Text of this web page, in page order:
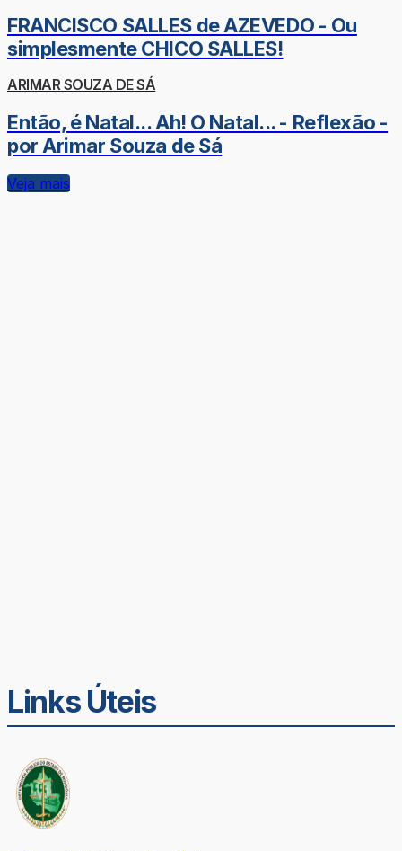
FRANCISCO SALLES de AZEVEDO - Ou
simplesmente CHICO SALLES!
ARIMAR SOUZA DE SÁ
Então, é Natal... Ah! O Natal... - Reflexão -
por Arimar Souza de Sá
Veja mais
Links Úteis